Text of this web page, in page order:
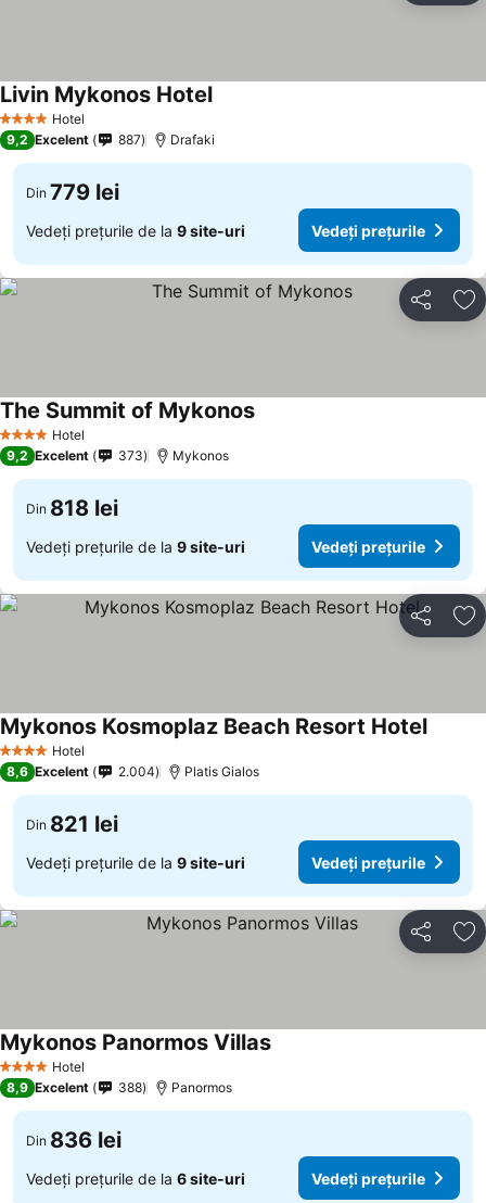
4 Stele Hotel
Livin Mykonos Hotel
9,2 Excelent 887 Drafaki
Din 779 lei
Vedeți prețurile de la 9 site-uri Vedeți prețurile
Distribuiți
4 Stele Hotel
The Summit of Mykonos
9,2 Excelent 373 Mykonos
Din 818 lei
Vedeți prețurile de la 9 site-uri Vedeți prețurile
Distribuiți
4 Stele Hotel
Mykonos Kosmoplaz Beach Resort Hotel
8,6 Excelent 2.004 Platis Gialos
Din 821 lei
Vedeți prețurile de la 9 site-uri Vedeți prețurile
Distribuiți
4 Stele Hotel
Mykonos Panormos Villas
8,9 Excelent 388 Panormos
Din 836 lei
Vedeți prețurile de la 6 site-uri Vedeți prețurile